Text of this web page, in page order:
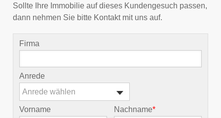
Sollte Ihre Immobilie auf dieses Kundengesuch passen,
dann nehmen Sie bitte Kontakt mit uns auf.
Firma
Anrede
Anrede wählen
Vorname Nachname*